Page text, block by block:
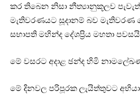
කර තිබෙන නිසා නීත්‍යානුකූලව
මැතිවරණයට සූදානම් බව
සභාපති මහින්ද දේශප්‍රිය මහතා
මේ වසරට අදාළ ඡන්ද හිමි
මේ දිනවල පරිපූරක ලැයිත්තුවට